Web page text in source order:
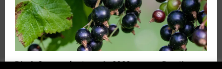
Black Currant é a fruta de 2026 rara no Brasil